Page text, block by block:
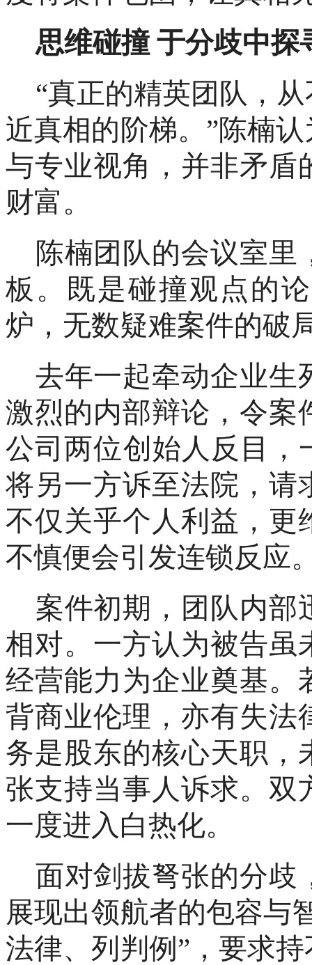
思维碰撞 于分歧中探
“真正的精英团队，
近真相的阶梯。”陈楠
与专业视角，并非矛盾
财富。
陈楠团队的会议室
板。既是碰撞观点的
炉，无数疑难案件的破
去年一起牵动企业生
激烈的内部辩论，令案
公司两位创始人反目，
将另一方诉至法院，请
不仅关乎个人利益，更
不慎便会引发连锁反应
案件初期，团队内部
相对。一方认为被告虽
经营能力为企业奠基。
背商业伦理，亦有失法
务是股东的核心天职，
张支持当事人诉求。双
一度进入白热化。
面对剑拔弩张的分歧
展现出领航者的包容与
法律、列判例”，要求